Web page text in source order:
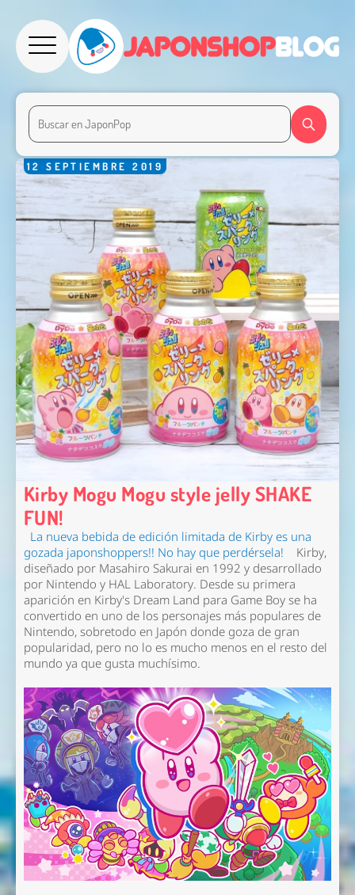
12 SEPTIEMBRE 2019
Kirby Mogu Mogu style jelly SHAKE
FUN!
La nueva bebida de edición limitada de Kirby es una
gozada japonshoppers!! No hay que perdérsela!
Kirby,
diseñado por Masahiro Sakurai en 1992 y desarrollado
por Nintendo y HAL Laboratory. Desde su primera
aparición en Kirby's Dream Land para Game Boy se ha
convertido en uno de los personajes más populares de
Nintendo, sobretodo en Japón donde goza de gran
popularidad, pero no lo es mucho menos en el resto del
mundo ya que gusta muchísimo.